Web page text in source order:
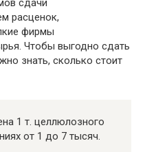
сдачи
расценок,
фирмы
Чтобы выгодно сдать
знать, сколько стоит
1 т. целлюлозного
от 1 до 7 тысяч.